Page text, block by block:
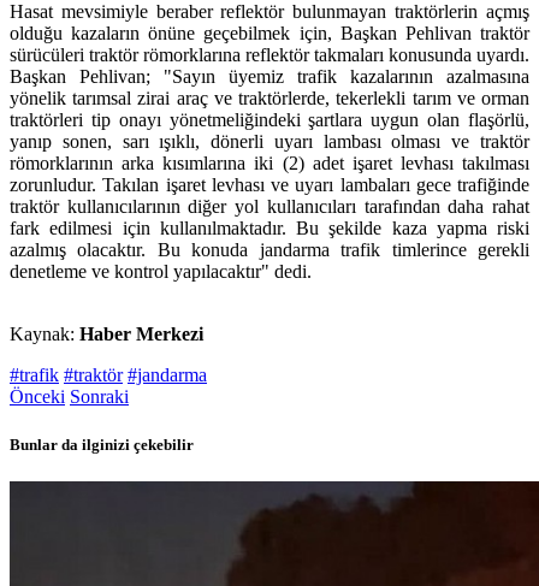
Hasat mevsimiyle beraber reflektör bulunmayan traktörlerin açmış
olduğu kazaların önüne geçebilmek için, Başkan Pehlivan traktör
sürücüleri traktör römorklarına reflektör takmaları konusunda uyardı.
Başkan Pehlivan; "Sayın üyemiz trafik kazalarının azalmasına
yönelik tarımsal zirai araç ve traktörlerde, tekerlekli tarım ve orman
traktörleri tip onayı yönetmeliğindeki şartlara uygun olan flaşörlü,
yanıp sonen, sarı ışıklı, dönerli uyarı lambası olması ve traktör
römorklarının arka kısımlarına iki (2) adet işaret levhası takılması
zorunludur. Takılan işaret levhası ve uyarı lambaları gece trafiğinde
traktör kullanıcılarının diğer yol kullanıcıları tarafından daha rahat
fark edilmesi için kullanılmaktadır. Bu şekilde kaza yapma riski
azalmış olacaktır. Bu konuda jandarma trafik timlerince gerekli
denetleme ve kontrol yapılacaktır" dedi.
Kaynak: Haber Merkezi
#trafik #traktör #jandarma
Önceki Sonraki
Bunlar da ilginizi çekebilir